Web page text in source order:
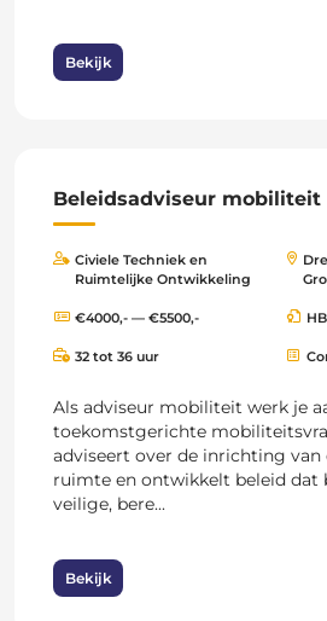
Bekijk
Beleidsadviseur mobiliteit
Civiele Techniek en
Ruimtelijke Ontwikkeling
€4000,- — €5500,-
32 tot 36 uur
Als adviseur mobiliteit werk je
toekomstgerichte
adviseert over de inrichting van
ruimte en ontwikkelt beleid dat
veilige, bere...
Bekijk